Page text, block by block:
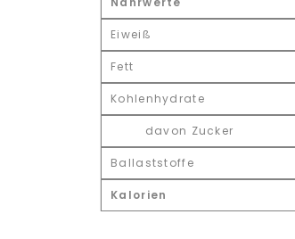
Eiweiß
Fett
Kohlenhydrate
davon Zucker
Ballaststoffe
Kalorien